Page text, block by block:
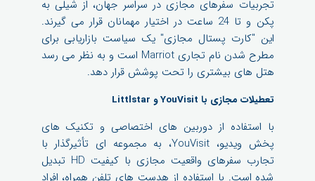
تجربیات سفرهای مجازی در سراسر جهان، از شیلی به
پکن و تا 24 ساعت در اختیار مهمانان قرار می گیرند.
این "کارت پستال مجازی" یک سیاست بازاریابی برای
مطرح شدن نام تجاری Marriot است و به نظر می رسد
هتل های بیشتری را تحت پوشش قرار دهد.
تعطیلات مجازی با YouVisit و Littlstar
با استفاده از دوربین های اختصاصی و تکنیک های
پخش ویدیو، YouVisit، به مجموعه ای تأثیرگذار با
تجارب سفرهای واقعیت مجازی با کیفیت HD تبدیل
شده است. با استفاده از هدست های تلفن همراه، افراد